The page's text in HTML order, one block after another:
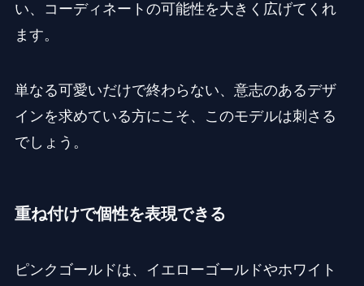
い、コーディネートの可能性を大きく広げてくれ
ます。
単なる可愛いだけで終わらない、意志のあるデザ
インを求めている方にこそ、このモデルは刺さる
でしょう。
重ね付けで個性を表現できる
ピンクゴールドは、イエローゴールドやホワイト